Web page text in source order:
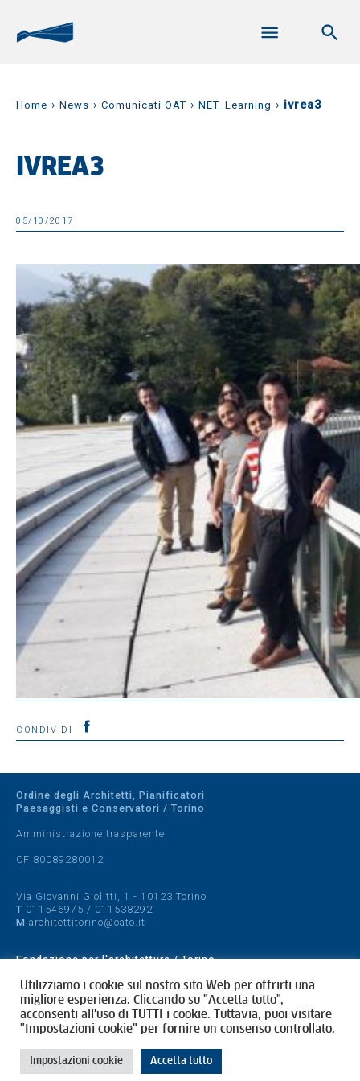
Home › News › Comunicati OAT › NET_Learning › ivrea3
IVREA3
05/10/2017
CONDIVIDI
Ordine degli Architetti, Pianificatori
Paesaggisti e Conservatori / Torino
Amministrazione trasparente
CF 80089280012
Via Giovanni Giolitti, 1 - 10123 Torino
T 011546975 / 011538292
M architettitorino@oato.it
Fondazione per l'architettura / Torino
Designed by quattrolinee.it
Cookie Policy
Privacy Policy
Utilizziamo i cookie sul nostro sito Web per offrirti una
migliore esperienza. Cliccando su "Accetta tutto",
acconsenti all'uso di TUTTI i cookie. Tuttavia, puoi visitare
"Impostazioni cookie" per fornire un consenso controllato.
Impostazioni cookie Accetta tutto